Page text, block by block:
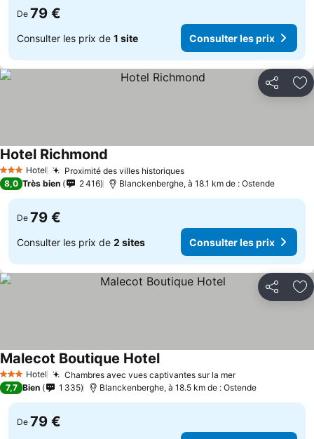
De 79 €
Consulter les prix de 1 site Consulter les prix
Partager
3 ÉtoilesHotel Proximité des villes historiquesConsulter les prix
Hotel Richmond
8,0 Très bien 2 416 Blanckenberghe, à 18.1 km de : Ostende
De 79 €
Consulter les prix de 2 sites Consulter les prix
Partager
3 ÉtoilesHotel Chambres avec vues captivantes sur la merConsulter les
Malecot Boutique HotelConsulter les prix
7,7 Bien 1 335 Blanckenberghe, à 18.5 km de : Ostende
De 79 €